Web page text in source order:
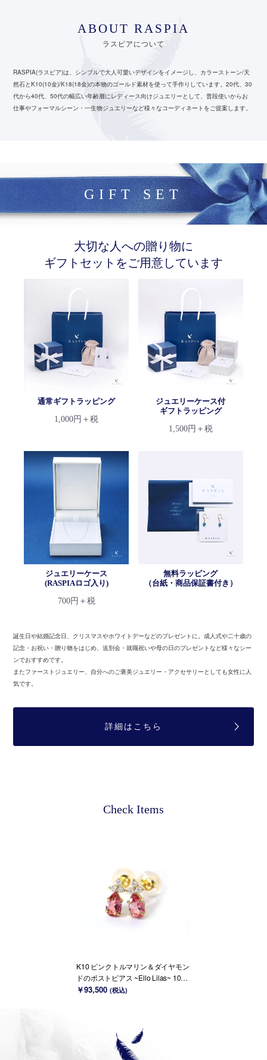
ABOUT RASPIA
ラスピアについて
RASPIA(ラスピア)は、シンプルで大人可愛いデザインをイメージし、カラーストーン/天
然石とK10(10金)/K18(18金)の本物のゴールド素材を使って手作りしています。20代、30
代から40代、50代の幅広い年齢層にレディース向けジュエリーとして、普段使いからお
仕事やフォーマルシーン・一生物ジュエリーなど様々なコーディネートをご提案します。
GIFT SET
大切な人への贈り物に
ギフトセットをご用意しています
通常ギフトラッピング
1,000円＋税
ジュエリーケース付
ギフトラッピング
1,500円＋税
ジュエリーケース
(RASPIAロゴ入り)
700円＋税
無料ラッピング
（台紙・商品保証書付き）
誕生日や結婚記念日、クリスマスやホワイトデーなどのプレゼントに。 成人式や二十歳の
記念・お祝い・贈り物をはじめ、送別会・就職祝いや母の日のプレゼントなど様々なシー
ンでおすすめです。
またファーストジュエリー、自分へのご褒美ジュエリー・アクセサリーとしても女性に人
気です。
詳細はこちら
Check Items
K10 ピンクトルマリン＆ダイヤモン
ドのポストピアス ~Ello Lilas~ 10月
誕生石(K18変更可能)
￥93,500(税込)